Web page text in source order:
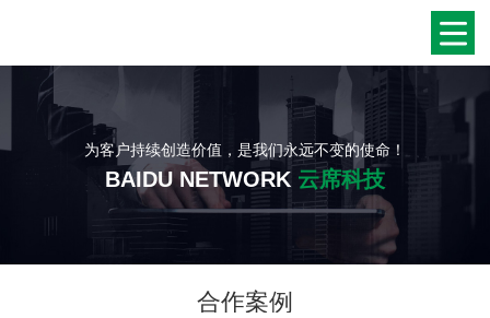
为客户持续创造价值，是我们永远不变的使命！
BAIDU NETWORK 云席科技
合作案例